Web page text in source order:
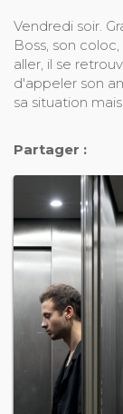
Vendredi soir.
Boss, son
aller, il se
d'appeler son
sa situation
Partager :